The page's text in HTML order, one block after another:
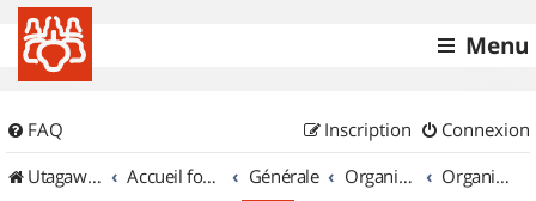
Menu
FAQ Connexion
Inscription
UtagawaVTT (Randos VTT et VTTAE avec traces GPS)
Accueil forum Générale Organisation de sorties & Recherche de partenaires Organisation de sorties en région Bourgogne